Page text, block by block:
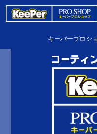
キーパープロシ